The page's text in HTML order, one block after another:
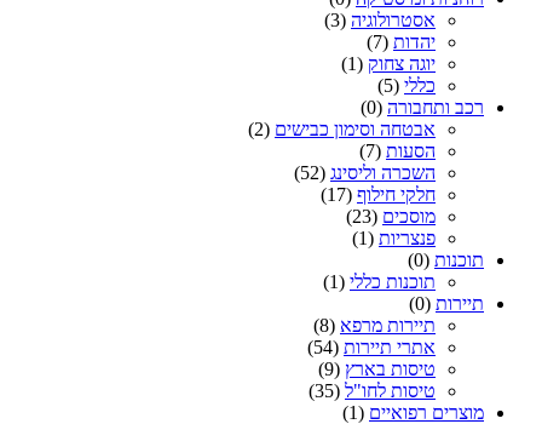
אסטרולוגיה (3)
יהדות (7)
יוגה צחוק (1)
כללי (5)
רכב ותחבורה (0)
אבטחה וסימון כבישים (2)
הסעות (7)
השכרה וליסינג (52)
חלקי חילוף (17)
מוסכים (23)
פנצריות (1)
תוכנות (0)
תוכנות כללי (1)
תיירות (0)
תיירות מרפא (8)
אתרי תיירות (54)
טיסות בארץ (9)
טיסות לחו"ל (35)
מוצרים רפואיים (1)